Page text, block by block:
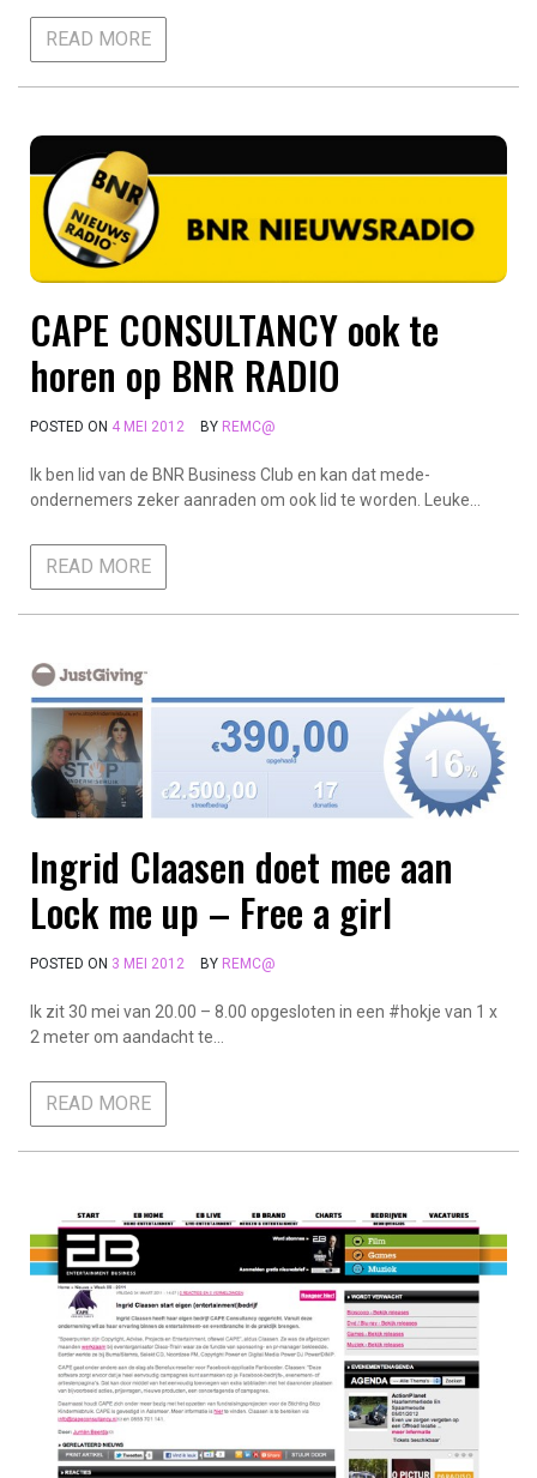
READ MORE
CAPE CONSULTANCY ook te
horen op BNR RADIO
POSTED ON 4 MEI 2012 BY REMC@
Ik ben lid van de BNR Business Club en kan dat mede-
ondernemers zeker aanraden om ook lid te worden. Leuke…
READ MORE
Ingrid Claasen doet mee aan
Lock me up – Free a girl
POSTED ON 3 MEI 2012 BY REMC@
Ik zit 30 mei van 20.00 – 8.00 opgesloten in een #hokje van 1 x
2 meter om aandacht te…
READ MORE